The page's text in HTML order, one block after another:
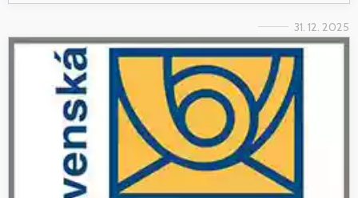
31. 12. 2025